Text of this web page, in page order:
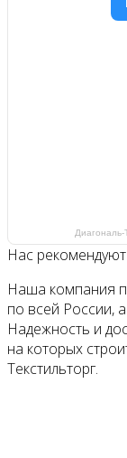
Нас рекомендуют
Наша компания
по всей России,
Надежность и
на которых
Текстильторг.